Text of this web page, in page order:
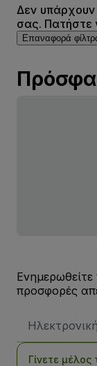
Δεν
σας. Πατήστε
Επαναφορά
Ενημερωθείτε
προσφορές
Email
Γίνετε μέλος